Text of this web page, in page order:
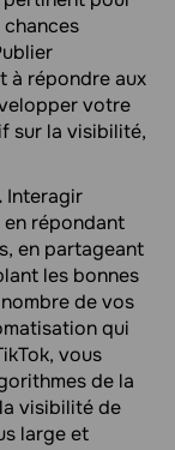
à répondre aux
votre
sur la visibilité,
Interagir
répondant
en partageant
les bonnes
de vos
qui
vous
de la
visibilité de
large et